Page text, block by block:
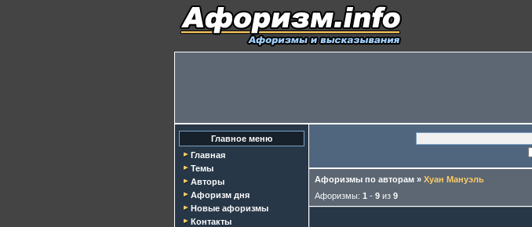
Главное меню
Главная
Темы
Авторы
Афоризм дня
Новые афоризмы
Контакты
Афоризмы по авторам » Хуан Мануэль
Афоризмы: 1 - 9 из 9